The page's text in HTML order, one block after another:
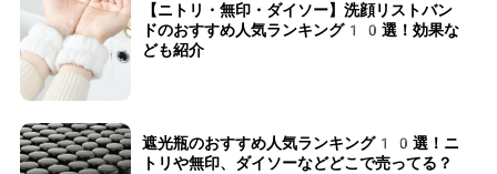
【ニトリ・無印・ダイソー】洗顔リストバン
ドのおすすめ人気ランキング10選！効果な
ども紹介
遮光瓶のおすすめ人気ランキング10選！ニ
トリや無印、ダイソーなどどこで売ってる？